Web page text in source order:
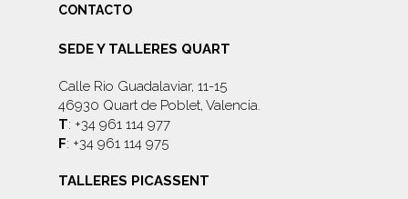
CONTACTO
SEDE Y TALLERES QUART
Calle Rio Guadalaviar, 11-15
46930 Quart de Poblet, Valencia.
T: +34 961 114 977
F: +34 961 114 975
TALLERES PICASSENT